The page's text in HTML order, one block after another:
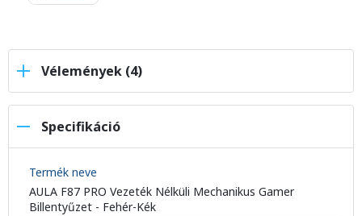
Vélemények (4)
Specifikáció
Termék neve
AULA F87 PRO Vezeték Nélküli Mechanikus Gamer
Billentyűzet - Fehér-Kék